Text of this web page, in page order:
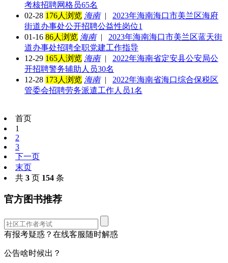
考核招聘网格员65名
02-28 176人浏览 海南|
2023年海南海口市美兰区海府
街道办事处公开招聘公益性岗位1
01-16 86人浏览 海南|
2023年海南海口市美兰区蓝天街
道办事处招聘全职党建工作指导
12-29 165人浏览 海南|
2022年海南省定安县公安局公
开招聘警务辅助人员30名
12-28 173人浏览 海南|
2022年海南省海口综合保税区
管委会招聘劳务派遣工作人员1名
首页
1
2
3
下一页
末页
共 3 页 154 条
官方图书推荐
有报考疑惑？在线客服随时解惑
公告啥时候出？